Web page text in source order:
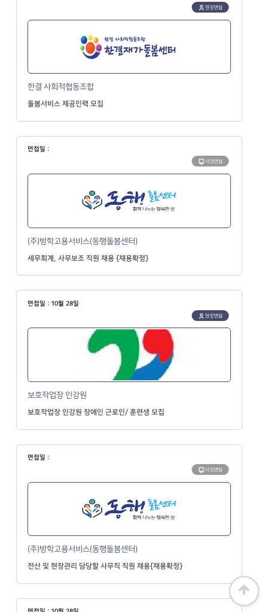
현장면접
한결 사회적협동조합
돌봄서비스 제공인력 모집
면접일 :
사전면접
(주)방학고용서비스(동행돌봄센터)
세무회계, 사무보조 직원 채용 {채용확정}
면접일 : 10월 28일
현장면접
보호작업장 인강원
보호작업장 인강원 장애인 근로인/ 훈련생 모집
면접일 :
사전면접
(주)방학고용서비스(동행돌봄센터)
전산 및 현장관리 담당할 사무직 직원 채용{채용확정}